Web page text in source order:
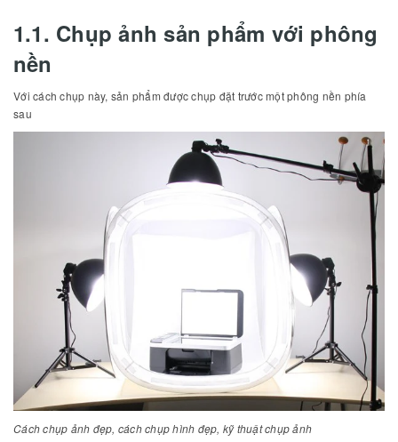
1.1. Chụp ảnh sản phẩm với phông
nền
Với cách chụp này, sản phẩm được chụp đặt trước một phông nền phía
sau
Cách chụp ảnh đẹp, cách chụp hình đẹp, kỹ thuật chụp ảnh